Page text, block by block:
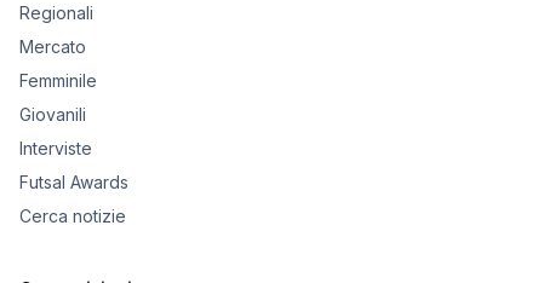
Regionali
Mercato
Femminile
Giovanili
Interviste
Futsal Awards
Cerca notizie